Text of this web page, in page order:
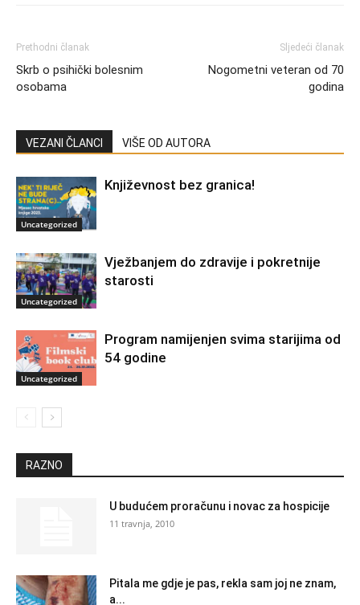
Prethodni članak
Skrb o psihički bolesnim
osobama
Sljedeći članak
Nogometni veteran od 70
godina
VEZANI ČLANCI VIŠE OD AUTORA
Uncategorized
Književnost bez granica!
Uncategorized
Vježbanjem do zdravije i pokretnije
starosti
Uncategorized
Program namijenjen svima starijima od
54 godine
RAZNO
U budućem proračunu i novac za hospicije
11 travnja, 2010
Pitala me gdje je pas, rekla sam joj ne znam,
a...